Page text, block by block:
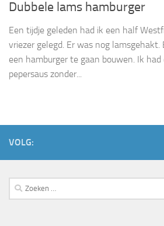
Dubbele lams hamburger
Een tijdje geleden had ik een half
vriezer gelegd. Er was nog lamsgehakt.
een hamburger te gaan bouwen. Ik
pepersaus zonder...
VOLG:
Zoeken
naar: